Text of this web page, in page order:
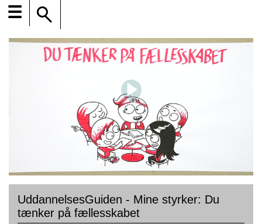
☰
UddannelsesGuiden - Mine styrker: Du
tænker på fællesskabet